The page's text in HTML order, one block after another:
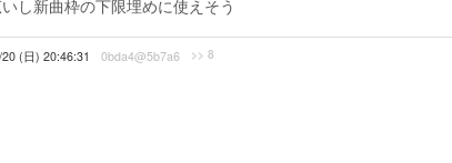
し新曲枠の下限埋めに使えそう
(日) 20:46:31 0bda4@5b7a6 >> 8